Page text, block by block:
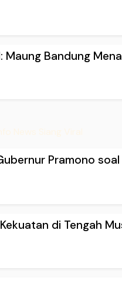
Maung Bandung
Pramono soal
di Tengah